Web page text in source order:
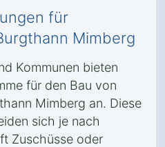
für
Mimberg
Kommunen bieten
für den Bau von
Mimberg an. Diese
sich je nach
Zuschüsse oder